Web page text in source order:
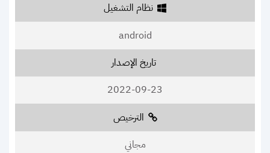
نظام التشغيل
android
تاريخ الإصدار
2022-09-23
الترخيص
مجاني